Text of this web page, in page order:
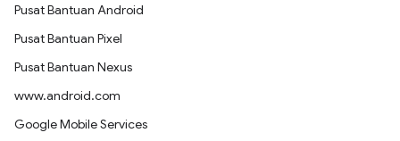
Pusat Bantuan Android
Pusat Bantuan Pixel
Pusat Bantuan Nexus
www.android.com
Google Mobile Services